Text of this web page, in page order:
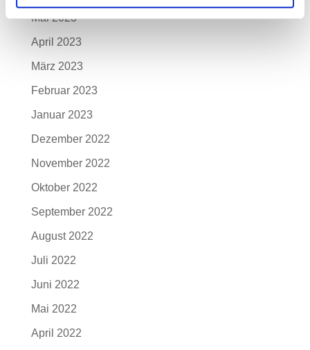
Mai 2023
April 2023
März 2023
Februar 2023
Januar 2023
Dezember 2022
November 2022
Oktober 2022
September 2022
August 2022
Juli 2022
Juni 2022
Mai 2022
April 2022